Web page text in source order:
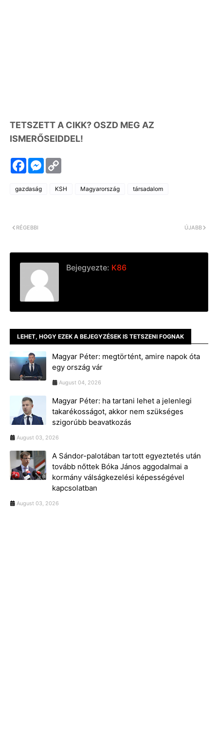
TETSZETT A CIKK? OSZD MEG AZ
ISMERŐSEIDDEL!
F
a
c
e
b
M
e
s
y
L
gazdaság KSH Magyarország társadalom
ÚJABB
RÉGEBBI
Bejegyezte: K86
LEHET, HOGY EZEK A BEJEGYZÉSEK IS TETSZENI FOGNAK
Magyar Péter: megtörtént, amire napok óta
egy ország vár
August 04, 2026
Magyar Péter: ha tartani lehet a jelenlegi
takarékosságot, akkor nem szükséges
szigorúbb beavatkozás
August 03, 2026
A Sándor-palotában tartott egyeztetés után
tovább nőttek Bóka János aggodalmai a
kormány válságkezelési képességével
kapcsolatban
August 03, 2026